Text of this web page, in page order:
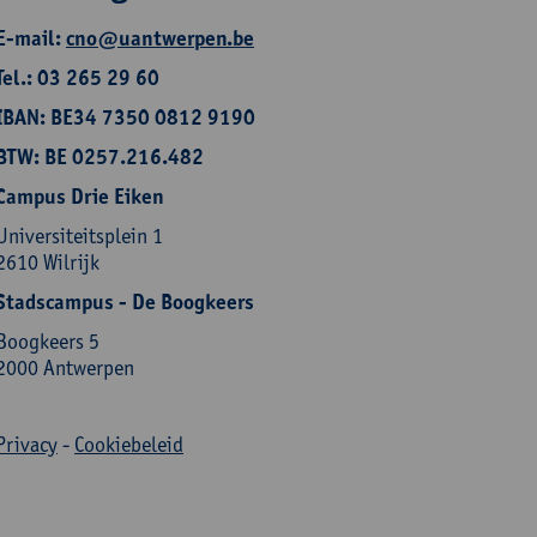
mail:cno@uantwerpen.be
03 265 29 60
BE34 7350 0812 9190
BE 0257.216.482
Drie Eiken
1
Wilrijk
- De Boogkeers
5
Antwerpen
- Cookiebeleid